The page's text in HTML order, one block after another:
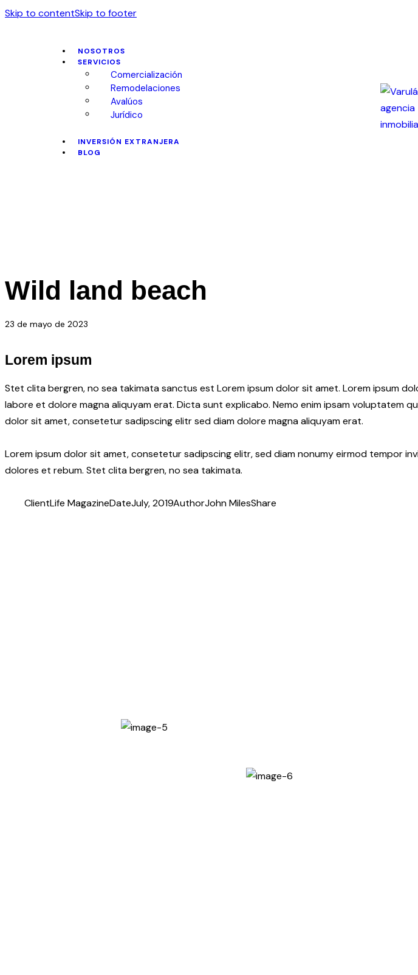
Skip to contentSkip to footer
NOSOTROS
SERVICIOS
Comercialización
Remodelaciones
Avalúos
Jurídico
INVERSIÓN EXTRANJERA
BLOG
Wild land beach
23 de mayo de 2023
Lorem ipsum
Stet clita bergren, no sea takimata sanctus est Lorem ipsum dolor sit amet. Lorem ipsum
labore et dolore magna aliquyam erat. Dicta sunt explicabo. Nemo enim ipsam
dolor sit amet, consetetur sadipscing elitr sed diam dolore magna aliquyam erat.
Lorem ipsum dolor sit amet, consetetur sadipscing elitr, sed diam nonumy eirmod tempor
dolores et rebum. Stet clita bergren, no sea takimata.
ClientLife MagazineDateJuly, 2019AuthorJohn MilesShare